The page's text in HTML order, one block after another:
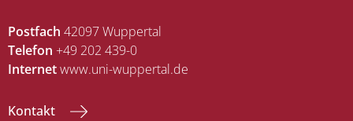
Postfach 42097 Wuppertal
Telefon +49 202 439-0
Internetwww.uni-wuppertal.de
Kontakt